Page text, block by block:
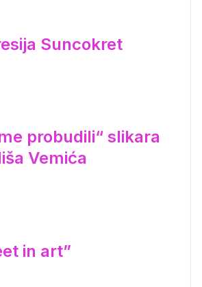
Suncokret
probudili“ slikara
Vemića
in art”